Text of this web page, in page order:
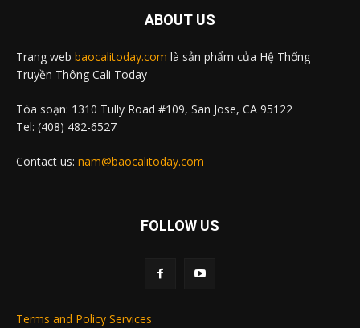
ABOUT US
Trang web baocalitoday.com là sản phẩm của Hệ Thống
Truyền Thông Cali Today
Tòa soạn: 1310 Tully Road #109, San Jose, CA 95122
Tel: (408) 482-6527
Contact us: nam@baocalitoday.com
FOLLOW US
Terms and Policy Services